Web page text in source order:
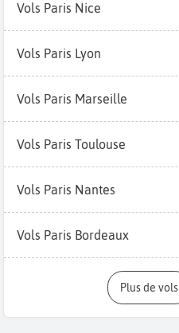
Vols Paris Nice
Vols Paris Lyon
Vols Paris Marseille
Vols Paris Toulouse
Vols Paris Nantes
Vols Paris Bordeaux
Plus de vols